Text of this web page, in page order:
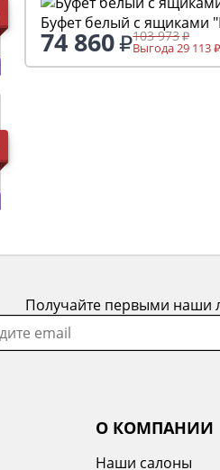
Буфет белый с ящиками
74 860 103 973
Выгода 29 113
Получайте первыми наши
О КОМПАНИИ
Наши салоны